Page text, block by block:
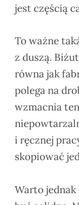
jest częścią
To ważne
z duszą.
równa jak
polega na
wzmacnia
i ręcznej
skopiować
Warto jednak